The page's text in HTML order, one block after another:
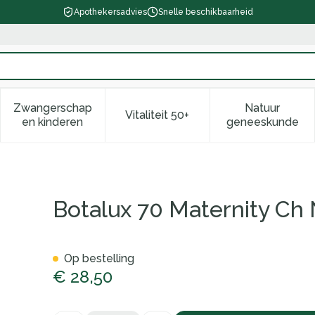
Apothekersadvies Snelle beschikbaarheid
verzorging en hygiëne categorie
voor Dieet, voeding en vitamines categorie
Zwangerschap
en kinderenToon submenu voor Zwangerschap en kinderen
Vitaliteit 50+Toon submenu voor Vitaliteit
Natuur
geneeskunde
Toon
Botalux 70 Maternity Ch
€ 28,50
Op bestelling